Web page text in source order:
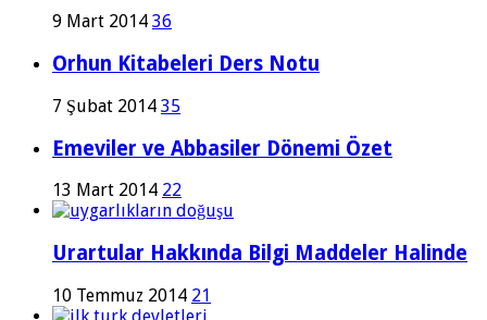
9 Mart 2014 36
Orhun Kitabeleri Ders Notu
7 Şubat 2014 35
Emeviler ve Abbasiler Dönemi Özet
13 Mart 2014 22
Urartular Hakkında Bilgi Maddeler Halinde
10 Temmuz 2014 21